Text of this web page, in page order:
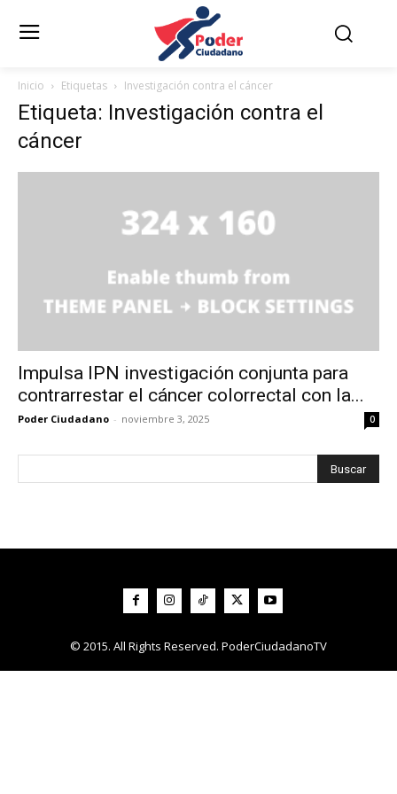
Inicio Etiquetas Investigación contra el cáncer
Etiqueta: Investigación contra el
cáncer
Impulsa IPN investigación conjunta para
contrarrestar el cáncer colorrectal con la...
Poder Ciudadano - noviembre 3, 2025 0
© 2015. All Rights Reserved. PoderCiudadanoTV